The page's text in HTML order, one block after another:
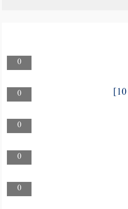
0
0
0
0
0